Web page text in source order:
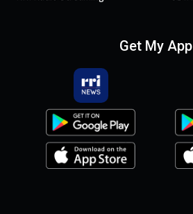
Get My App